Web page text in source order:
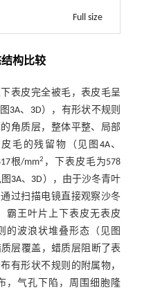
Full size
构比较
表皮完全被毛，表皮毛呈
3A、 3D），有形状不规则
角质层，整体平整、局部
毛的残留物（见图 4A、
根/mm2 ，下表皮毛为578
3A、 3D），由于沙冬青叶
过扫描电镜直接观察沙冬
霸王叶片上下表皮无表皮
的波浪状堆叠形态（见图
层覆盖，蜡质层阻断了表
有形状不规则的附属物，
，气孔下陷，周围细胞隆